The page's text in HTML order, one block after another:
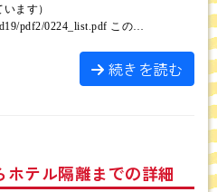
ます）
pdf2/0224_list.pdf この…
続きを読む
ホテル隔離までの詳細